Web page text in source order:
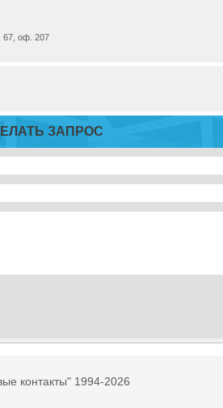
67, оф. 207
ЗАПРОС
контакты" 1994-2026